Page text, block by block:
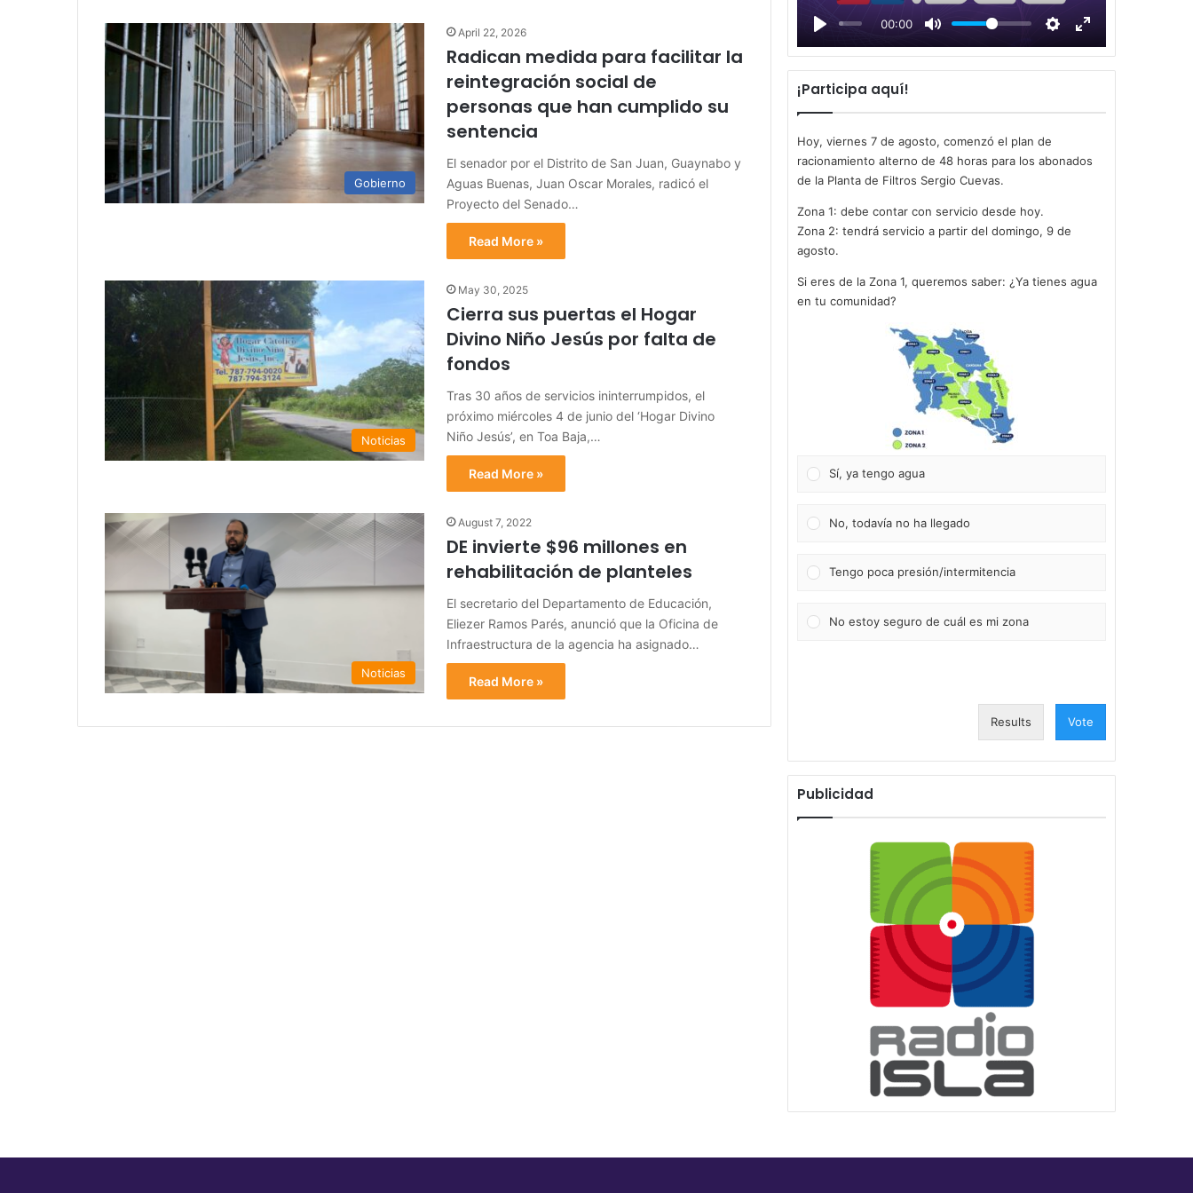
Gobierno
April 22, 2026
Radican medida para facilitar la
reintegración social de
personas que han cumplido su
sentencia
El senador por el Distrito de San Juan, Guaynabo y
Aguas Buenas, Juan Oscar Morales, radicó el
Proyecto del Senado…
Read More »
Noticias
May 30, 2025
Cierra sus puertas el Hogar
Divino Niño Jesús por falta de
fondos
Tras 30 años de servicios ininterrumpidos, el
próximo miércoles 4 de junio del ‘Hogar Divino
Niño Jesús’, en Toa Baja,…
Read More »
Noticias
August 7, 2022
DE invierte $96 millones en
rehabilitación de planteles
El secretario del Departamento de Educación,
Eliezer Ramos Parés, anunció que la Oficina de
Infraestructura de la agencia ha asignado…
Read More »
00:00
l
a
y
¡Participa aquí!
Hoy, viernes 7 de agosto, comenzó el plan de
racionamiento alterno de 48 horas para los abonados
de la Planta de Filtros Sergio Cuevas.
Zona 1: debe contar con servicio desde hoy.
Zona 2: tendrá servicio a partir del domingo, 9 de
agosto.
Si eres de la Zona 1, queremos saber: ¿Ya tienes agua
en tu comunidad?
Sí, ya tengo agua
No, todavía no ha llegado
Tengo poca presión/intermitencia
No estoy seguro de cuál es mi zona
Results Vote
Publicidad